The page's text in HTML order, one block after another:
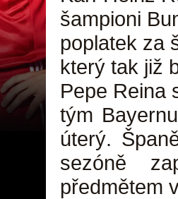
šampioni
poplatek za
který tak již
Pepe Reina
tým
úterý.
sezóně
předmětem